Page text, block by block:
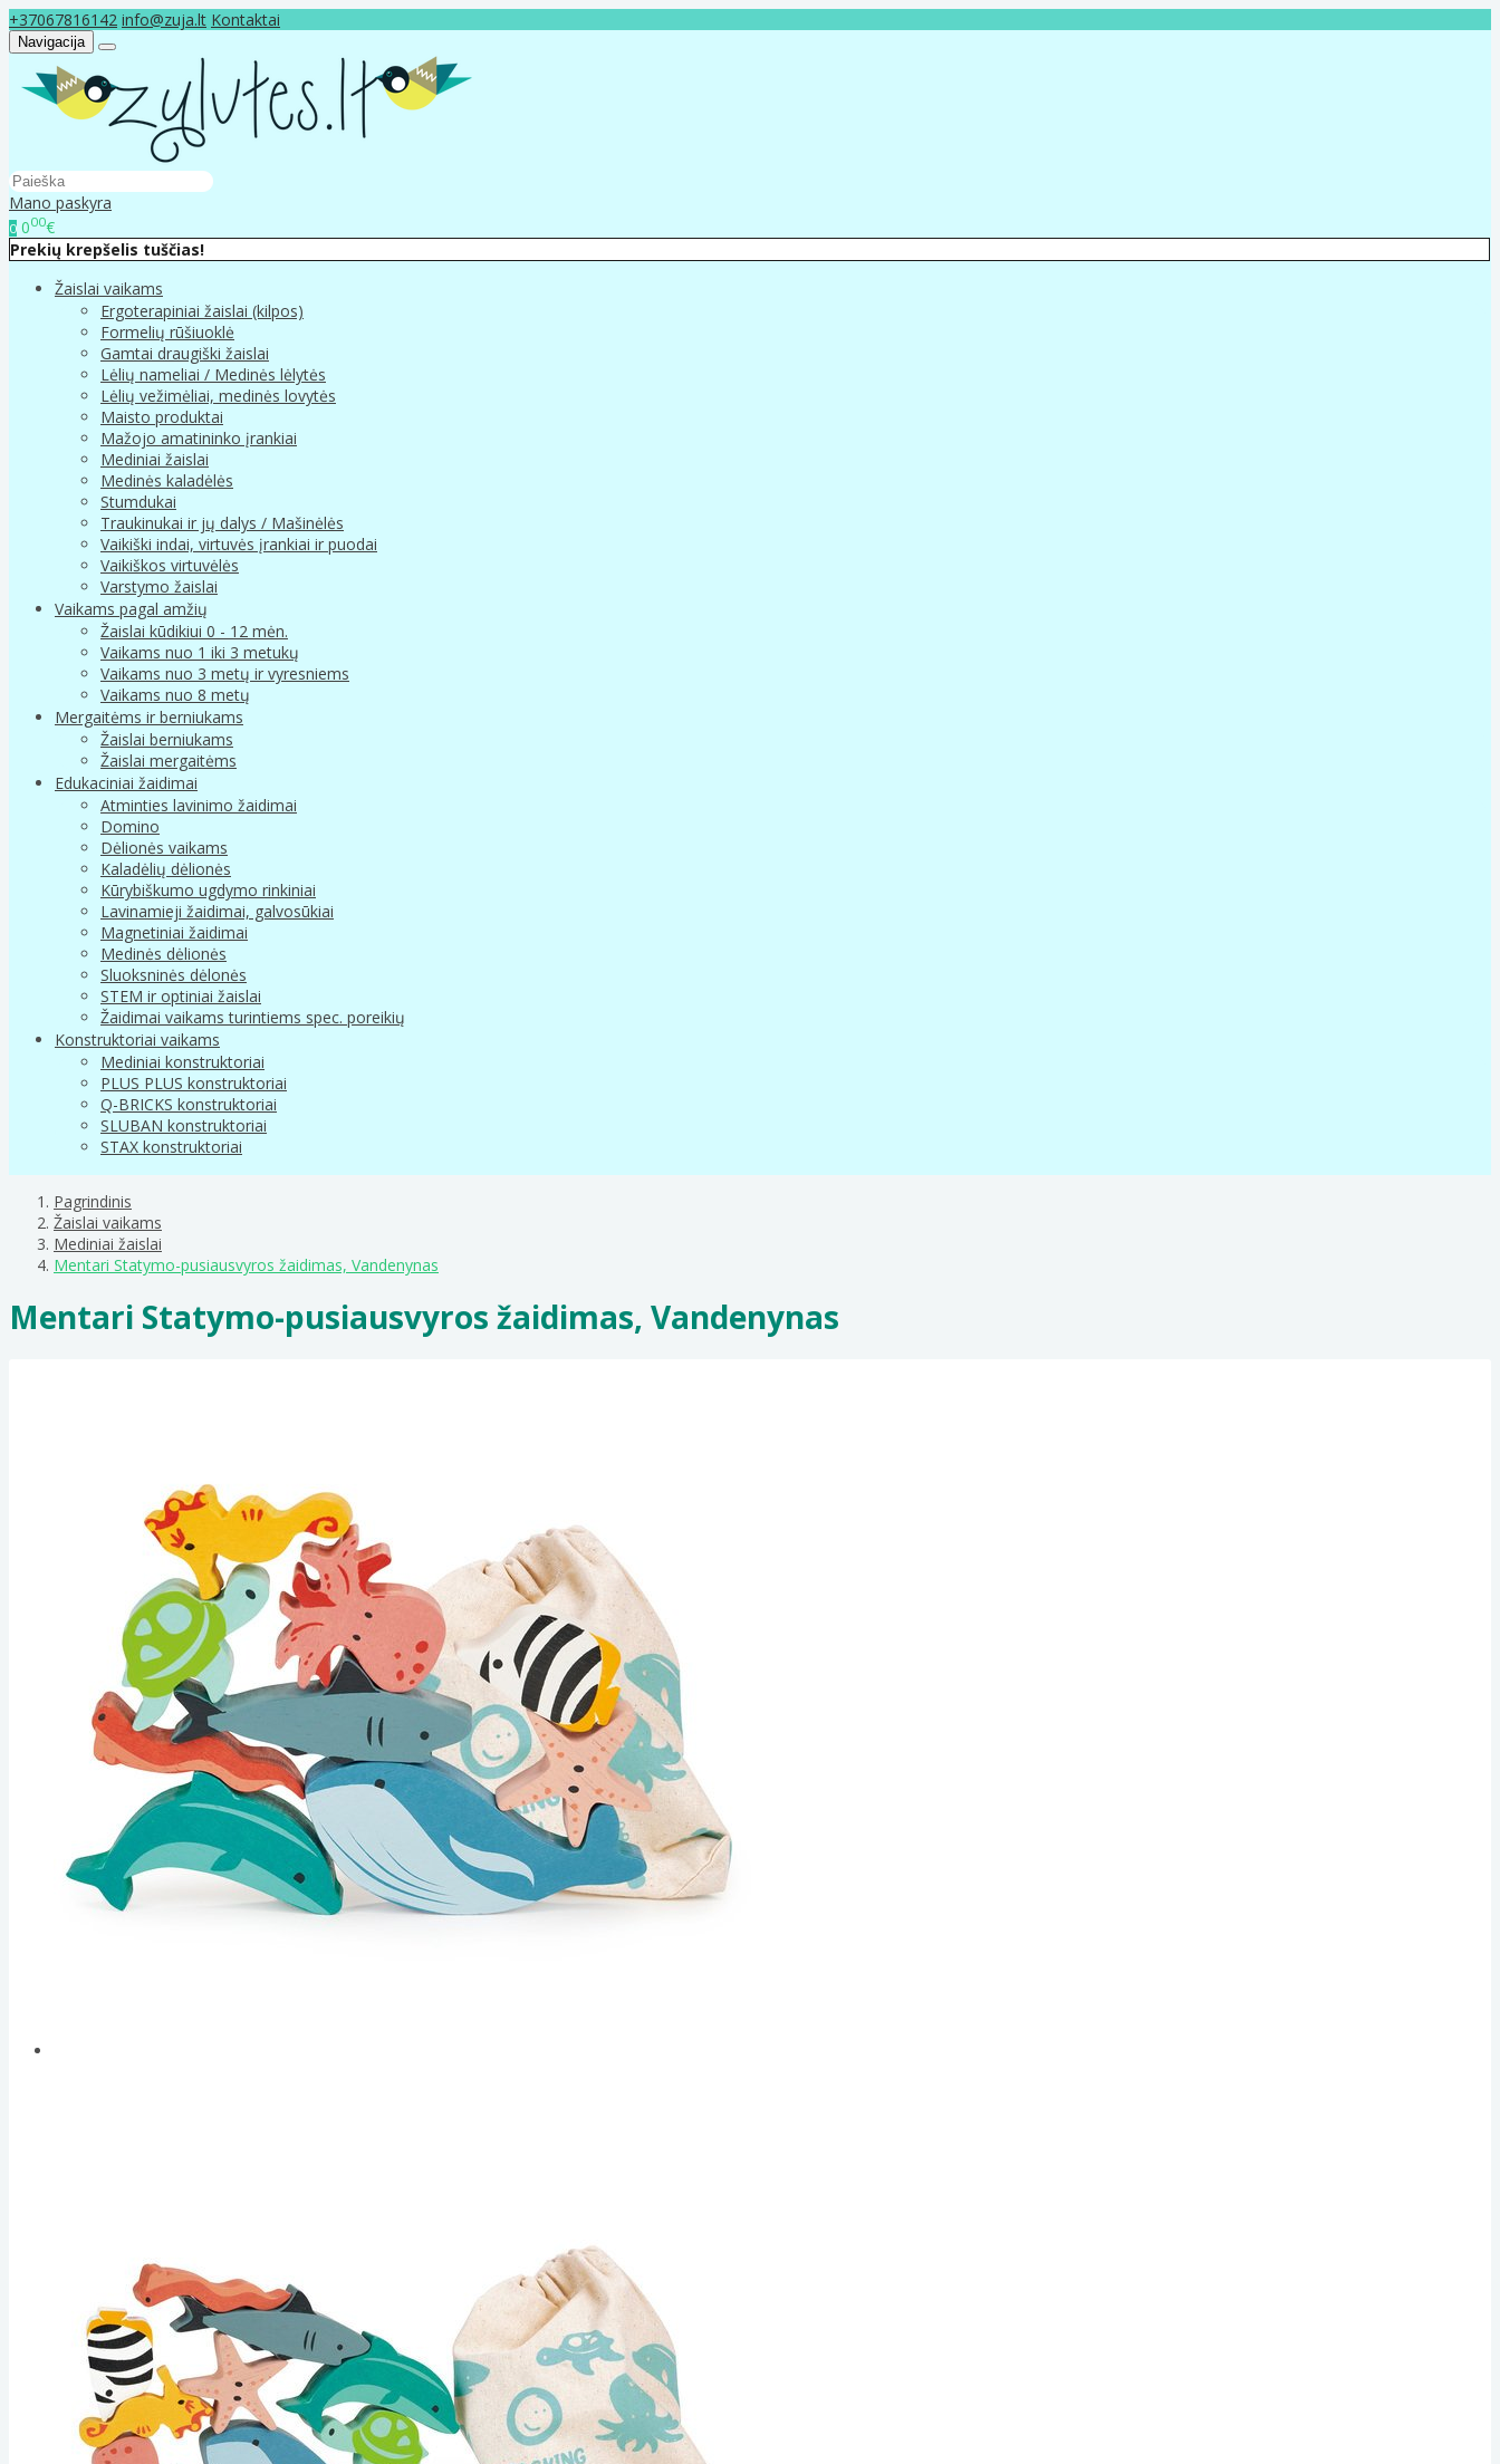
+37067816142 info@zuja.lt Kontaktai
Navigacija
Mano paskyra
0 000€
Prekių krepšelis tuščias!
Žaislai vaikams
Ergoterapiniai žaislai (kilpos)
Formelių rūšiuoklė
Gamtai draugiški žaislai
Lėlių nameliai / Medinės lėlytės
Lėlių vežimėliai, medinės lovytės
Maisto produktai
Mažojo amatininko įrankiai
Mediniai žaislai
Medinės kaladėlės
Stumdukai
Traukinukai ir jų dalys / Mašinėlės
Vaikiški indai, virtuvės įrankiai ir puodai
Vaikiškos virtuvėlės
Varstymo žaislai
Vaikams pagal amžių
Žaislai kūdikiui 0 - 12 mėn.
Vaikams nuo 1 iki 3 metukų
Vaikams nuo 3 metų ir vyresniems
Vaikams nuo 8 metų
Mergaitėms ir berniukams
Žaislai berniukams
Žaislai mergaitėms
Edukaciniai žaidimai
Atminties lavinimo žaidimai
Domino
Dėlionės vaikams
Kaladėlių dėlionės
Kūrybiškumo ugdymo rinkiniai
Lavinamieji žaidimai, galvosūkiai
Magnetiniai žaidimai
Medinės dėlionės
Sluoksninės dėlonės
STEM ir optiniai žaislai
Žaidimai vaikams turintiems spec. poreikių
Konstruktoriai vaikams
Mediniai konstruktoriai
PLUS PLUS konstruktoriai
Q-BRICKS konstruktoriai
SLUBAN konstruktoriai
STAX konstruktoriai
Pagrindinis
Žaislai vaikams
Mediniai žaislai
Mentari Statymo-pusiausvyros žaidimas, Vandenynas
Mentari Statymo-pusiausvyros žaidimas, Vandenynas